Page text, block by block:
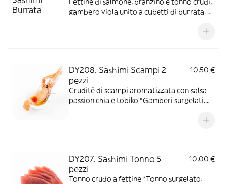
gambero viola unito a cubetti di burrata. A
DY208. Sashimi Scampi 2
pezzi
10,50 €
Cruditè di scampi aromatizzata con salsa
passion chia e tobiko *Gamberi surgelati.
DY207. Sashimi Tonno 5
pezzi
10,00 €
Tonno crudo a fettine *Tonno surgelato.